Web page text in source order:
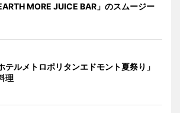
MORE JUICE BAR」のスムージー
テルメトロポリタンエドモント夏祭り」
理